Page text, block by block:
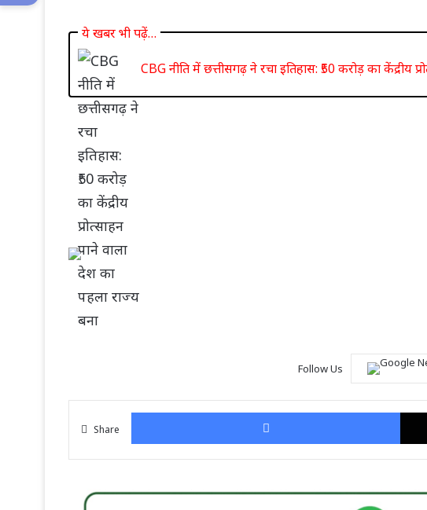
ये खबर भी पढ़ें…
CBG नीति में छत्तीसगढ़ ने रचा इतिहास: ₹50 करोड़ का केंद्रीय
Follow Us
Share